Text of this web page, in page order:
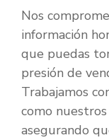
Nos
información
que puedas
presión de
Trabajamos
como
asegurando